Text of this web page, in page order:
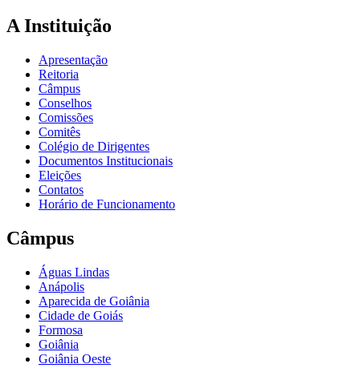
A Instituição
Apresentação
Reitoria
Câmpus
Conselhos
Comissões
Comitês
Colégio de Dirigentes
Documentos Institucionais
Eleições
Contatos
Horário de Funcionamento
Câmpus
Águas Lindas
Anápolis
Aparecida de Goiânia
Cidade de Goiás
Formosa
Goiânia
Goiânia Oeste